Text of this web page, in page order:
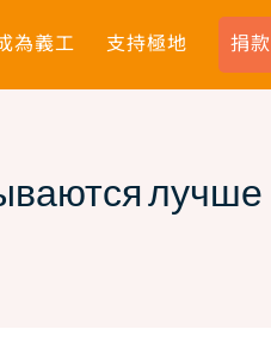
為義工 支持極地 捐款
лучше